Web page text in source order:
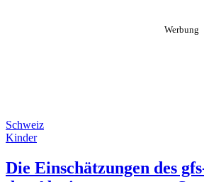
Schweiz
Kinder
Die Einschätzungen des